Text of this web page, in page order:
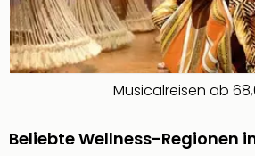
Musicalreisen ab
Beliebte Wellness-Regionen